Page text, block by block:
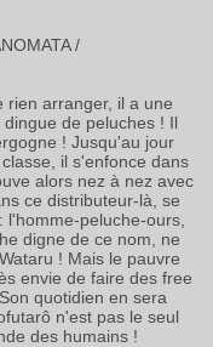
/
rien arranger, il a une
de peluches ! Il
! Jusqu'au jour
il s'enfonce dans
alors nez à nez avec
ce distributeur-là, se
peluche-ours,
digne de ce nom, ne
! Mais le pauvre
envie de faire des free
quotidien en sera
n'est pas le seul
des humains !